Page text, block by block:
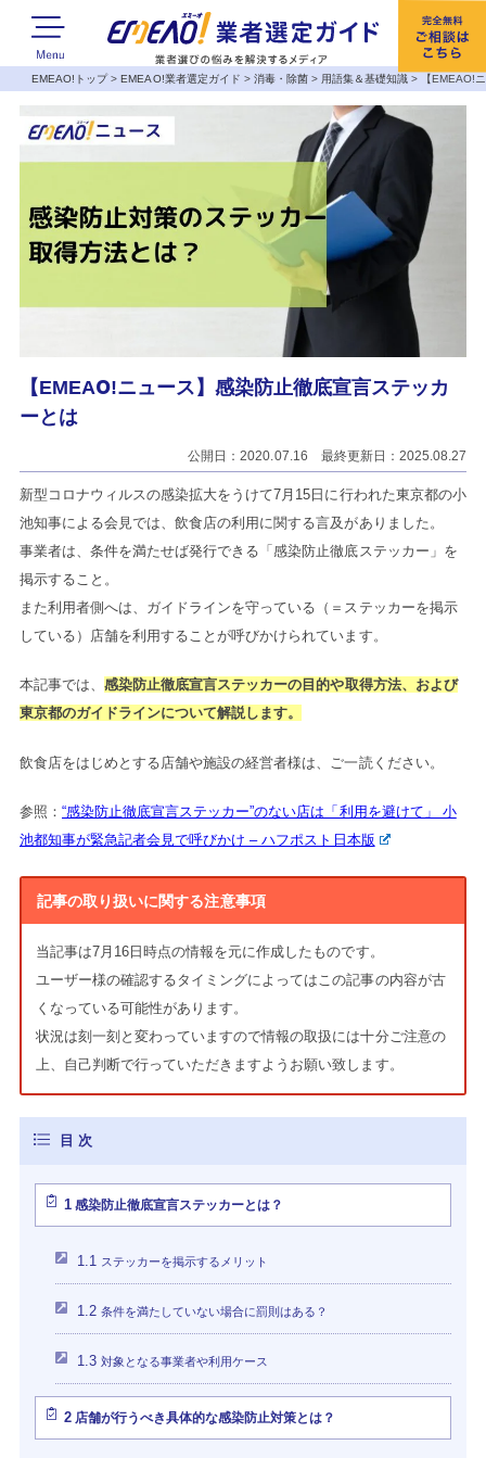
EMEAO!トップ>EMEAO!業者選定ガイド > 消毒・除菌> 用語集＆基礎知識 > 【EMEAO!
【EMEAO!ニュース】感染防止徹底宣言ステッカ
ーとは
公開日：2020.07.16 最終更新日：2025.08.27
新型コロナウィルスの感染拡大をうけて7月15日に行われた東京都の小
池知事による会見では、飲食店の利用に関する言及がありました。
事業者は、条件を満たせば発行できる「感染防止徹底ステッカー」を
掲示すること。
また利用者側へは、ガイドラインを守っている（＝ステッカーを掲示
している）店舗を利用することが呼びかけられています。
本記事では、感染防止徹底宣言ステッカーの目的や取得方法、および
東京都のガイドラインについて解説します。
飲食店をはじめとする店舗や施設の経営者様は、ご一読ください。
参照： “感染防止徹底宣言ステッカー”のない店は「利用を避けて」 小
池都知事が緊急記者会見で呼びかけ – ハフポスト日本版
記事の取り扱いに関する注意事項
当記事は7月16日時点の情報を元に作成したものです。
ユーザー様の確認するタイミングによってはこの記事の内容が古
くなっている可能性があります。
状況は刻一刻と変わっていますので情報の取扱には十分ご注意の
上、自己判断で行っていただきますようお願い致します。
1感染防止徹底宣言ステッカーとは？
1.1 ステッカーを掲示するメリット
1.2 条件を満たしていない場合に罰則はある？
1.3 対象となる事業者や利用ケース
2店舗が行うべき具体的な感染防止対策とは？